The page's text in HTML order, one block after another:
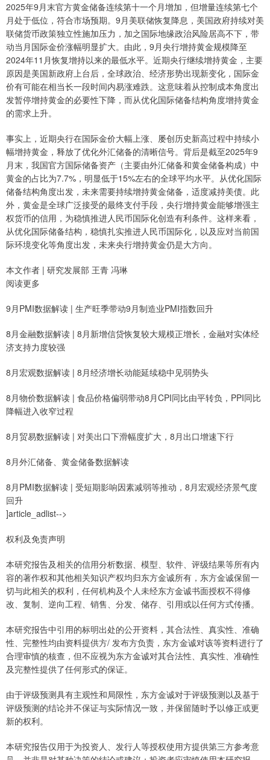
2025年9月末官方黄金储备连续第十一个月增加，但增量连续第七个
月处于低位，符合市场预期。9月美联储恢复降息，美国政府持续对美
联储货币政策独立性施加压力，加之国际地缘政治风险居高不下，带
动当月国际金价涨幅明显扩大。由此，9月央行增持黄金规模降至
2024年11月恢复增持以来的最低水平。近期央行继续增持黄金，主要
原因是美国新政府上台后，全球政治、经济形势出现新变化，国际金
价有可能在相当长一段时间内易涨难跌。这意味着从控制成本角度出
发暂停增持黄金的必要性下降，而从优化国际储备结构角度增持黄金
的需求上升。
事实上，近期央行在国际金价大幅上涨、屡创历史新高过程中持续小
幅增持黄金，释放了优化外汇储备的清晰信号。背后是截至2025年9
月末，我国官方国际储备资产（主要由外汇储备和黄金储备构成）中
黄金的占比为7.7%，明显低于15%左右的全球平均水平。从优化国际
储备结构角度出发，未来需要持续增持黄金储备，适度减持美债。此
外，黄金是全球广泛接受的最终支付手段，央行增持黄金能够增强主
权货币的信用，为稳慎推进人民币国际化创造有利条件。这样来看，
从优化国际储备结构，稳慎扎实推进人民币国际化，以及应对当前国
际环境变化等角度出发，未来央行增持黄金仍是大方向。
本文作者 | 研究发展部 王青 冯琳
阅读更多
9月PMI数据解读 | 生产旺季带动9月制造业PMI指数回升
8月金融数据解读 | 8月新增信贷恢复较大规模正增长，金融对实体经
济支持力度较强
8月宏观数据解读 | 8月经济增长动能延续稳中见弱势头
8月物价数据解读 | 食品价格偏弱带动8月CPI同比由平转负，PPI同比
降幅进入收窄过程
8月贸易数据解读 | 对美出口下滑幅度扩大，8月出口增速下行
8月外汇储备、黄金储备数据解读
8月PMI数据解读 | 受短期影响因素减弱等推动，8月宏观经济景气度
回升
]article_adlist-->
权利及免责声明
本研究报告及相关的信用分析数据、模型、软件、评级结果等所有内
容的著作权和其他相关知识产权均归东方金诚所有，东方金诚保留一
切与此相关的权利，任何机构及个人未经东方金诚书面授权不得修
改、复制、逆向工程、销售、分发、储存、引用或以任何方式传播。
本研究报告中引用的标明出处的公开资料，其合法性、真实性、准确
性、完整性均由资料提供方/ 发布方负责，东方金诚对该等资料进行了
合理审慎的核查，但不应视为东方金诚对其合法性、真实性、准确性
及完整性提供了任何形式的保证。
由于评级预测具有主观性和局限性，东方金诚对于评级预测以及基于
评级预测的结论并不保证与实际情况一致，并保留随时予以修正或更
新的权利。
本研究报告仅用于为投资人、发行人等授权使用方提供第三方参考意